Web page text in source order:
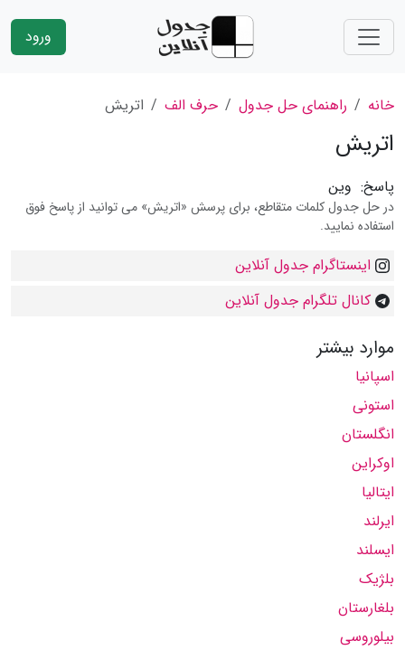
ورود
خانه راهنمای حل جدول حرف الف اتریش
اتریش
پاسخ: وین
در حل جدول کلمات متقاطع، برای پرسش «اتریش» می توانید از پاسخ فوق
استفاده نمایید.
اینستاگرام جدول آنلاین
کانال تلگرام جدول آنلاین
موارد بیشتر
اسپانیا
استونی
انگلستان
اوکراین
ایتالیا
ایرلند
ایسلند
بلژیک
بلغارستان
بیلوروسی